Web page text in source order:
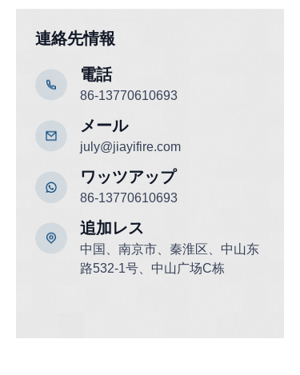
連絡先情報
86-13770610693
ワッツアップ
電話
86-13770610693
july@jiayifire.com
メール
追加レス
中国、南京市、秦淮区、中山东
路532-1号、中山广场C栋